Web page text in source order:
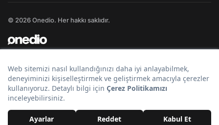
© 2026 Onedio. Her hakkı saklıdır.
Bir markasıdır.